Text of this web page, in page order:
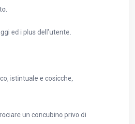
ed i plus dell’utente.
istintuale e cosicche,
un concubino privo di